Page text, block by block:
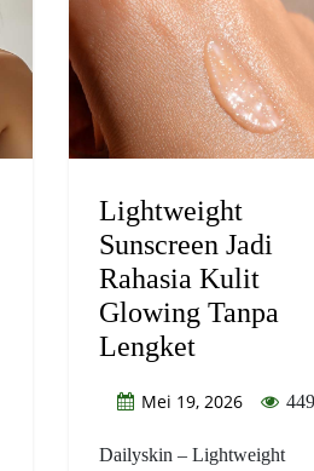
Lightweight
Sunscreen Jadi
Rahasia Kulit
Glowing Tanpa
Lengket
Mei 19, 2026 449
Dailyskin – Lightweight